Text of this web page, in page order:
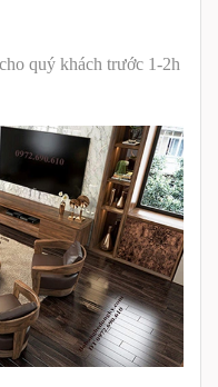
quý khách trước 1-2h